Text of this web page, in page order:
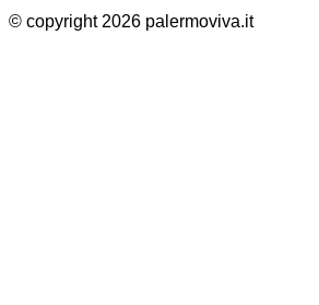
© copyright 2026 palermoviva.it